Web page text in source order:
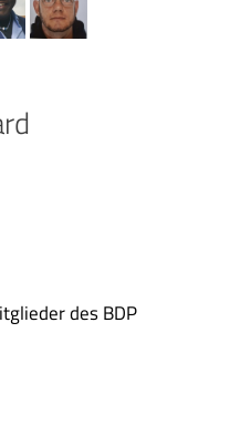
des BDP